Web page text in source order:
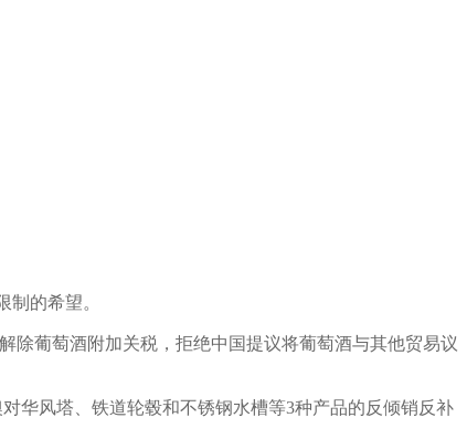
的希望。
葡萄酒附加关税，拒绝中国提议将葡萄酒与其他贸易议
华风塔、铁道轮毂和不锈钢水槽等3种产品的反倾销反补